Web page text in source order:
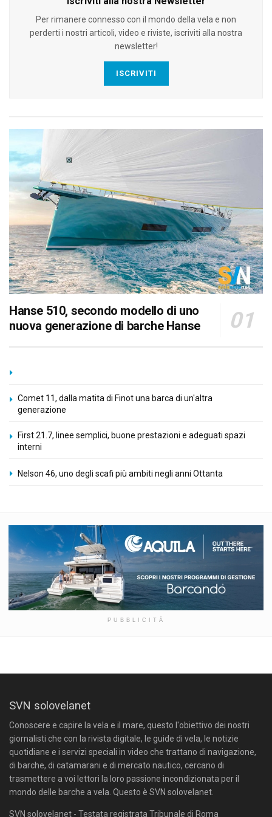
Per rimanere connesso con il mondo della vela e non
perderti i nostri articoli, video e riviste, iscriviti alla nostra
newsletter!
ISCRIVITI
Hanse 510, secondo modello di uno
nuova generazione di barche Hanse
Comet 11, dalla matita di Finot una barca di un'altra
generazione
First 21.7, linee semplici, buone prestazioni e adeguati spazi
interni
Nelson 46, uno degli scafi più ambiti negli anni Ottanta
PUBBLICITÀ
SVN solovelanet
Conoscere e capire la vela e il mare, questo l'obiettivo dei nostri
giornalisti che con la rivista digitale, le guide di vela, le notizie
quotidiane e i servizi speciali in video che trattano di navigazione,
di barche, di catamarani e di mercato nautico, cercano di
trasmettere a voi lettori la loro passione incondizionata per il
mondo delle barche a vela. Questo è SVN solovelanet.
SVN solovelanet - Testata registrata Tribunale di Roma